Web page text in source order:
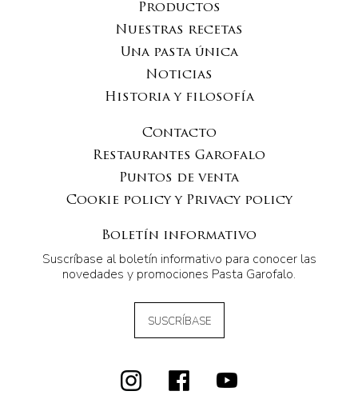
Productos
Nuestras recetas
Una pasta única
Noticias
Historia y filosofía
Contacto
Restaurantes Garofalo
Puntos de venta
Cookie policy y Privacy policy
Boletín informativo
Suscríbase al boletín informativo para conocer las
novedades y promociones Pasta Garofalo.
SUSCRÍBASE